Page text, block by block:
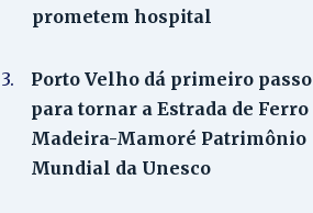
prometem hospital
3.
Porto Velho dá primeiro passo
para tornar a Estrada de Ferro
Madeira-Mamoré Patrimônio
Mundial da Unesco